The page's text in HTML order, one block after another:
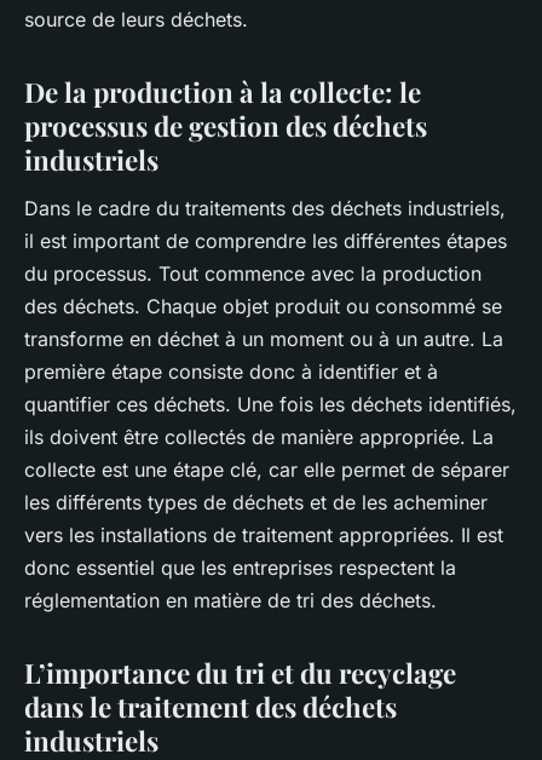
source de leurs déchets.
De la production à la collecte: le
processus de gestion des déchets
industriels
Dans le cadre du traitements des déchets industriels,
il est important de comprendre les différentes étapes
du processus. Tout commence avec la production
des déchets. Chaque objet produit ou consommé se
transforme en déchet à un moment ou à un autre. La
première étape consiste donc à identifier et à
quantifier ces déchets. Une fois les déchets identifiés,
ils doivent être collectés de manière appropriée. La
collecte est une étape clé, car elle permet de séparer
les différents types de déchets et de les acheminer
vers les installations de traitement appropriées. Il est
donc essentiel que les entreprises respectent la
réglementation en matière de tri des déchets.
L’importance du tri et du recyclage
dans le traitement des déchets
industriels